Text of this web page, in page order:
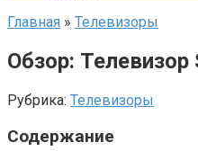
Главная » Телевизоры
Обзор: Телевизор
Рубрика: Телевизоры
Содержание